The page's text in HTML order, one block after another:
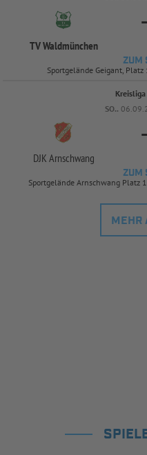
TV Waldmünchen
-
ZUM
Sportgelände Geigant,
Kreisliga
SO..
DJK Arnschwang
-
ZUM
Sportgelände Arnschwang Platz
MEHR